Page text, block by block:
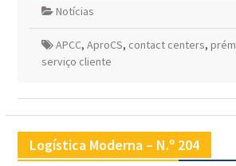
Notícias
APCC, AproCS, contact centers,
serviço cliente
Logística Moderna – N.º 204